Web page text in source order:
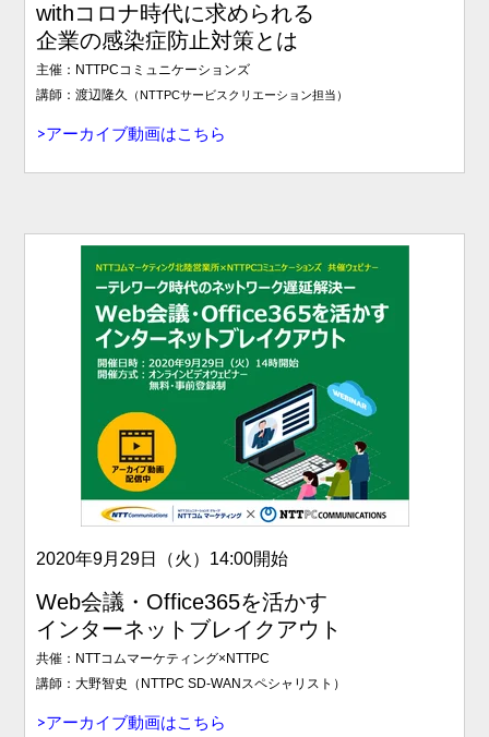
withコロナ時代に求められる
企業の感染症防止対策とは
主催：NTTPCコミュニケーションズ
講師：渡辺隆久
（NTTPCサービスクリエーション担当）
>アーカイブ動画はこちら
2020年9月29日（火） 14:00開始
Web会議・Office365を活かす
インターネットブレイクアウト
共催：NTTコムマーケティング×NTTPC
講師：大野智史（NTTPC SD-WANスペシャリスト）
>アーカイブ動画はこちら